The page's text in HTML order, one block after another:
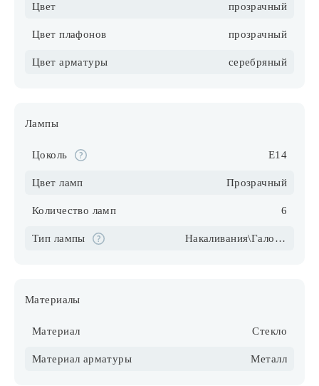
Цвет прозрачный
Цвет плафонов прозрачный
Цвет арматуры серебряный
Лампы
Цоколь E14
Цвет ламп Прозрачный
Количество ламп 6
Тип лампы Накаливания\Галогеновые\Светодиодные\Компактные люмин.
Материалы
Материал Стекло
Материал арматуры Металл